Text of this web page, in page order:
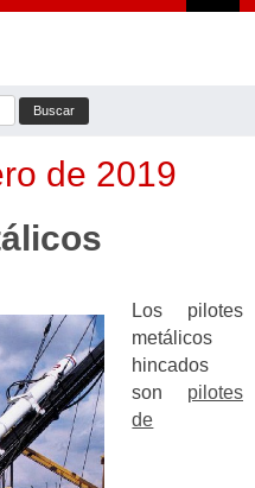
de 2019
Los pilotes
metálicos
hincados
son pilotes
de